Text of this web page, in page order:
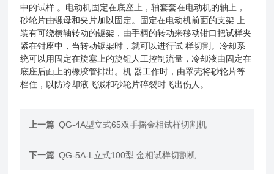
中的试样 。电动机固定在底座上，轴套套在电动机的轴上，
砂轮片由螺母和夹片加以固定。固定在电动机前面的支架 上
装有可绕横轴转动的锯架，由手柄的转动来移动钳口把试样夹
紧在钳座中，当转动锯架时，就可以进行试 样切割。冷却系
统可以用固定在旋塞上的旋钮人工控制流量，冷却液由固定在
底座后面上的橡胶管排出。机 器工作时，由罩壳将砂轮片等
档住，以防冷却液飞溅和砂轮片碎裂时飞出伤人。
上一篇 QG-4A型立式65双手摇金相试样切割机
下一篇 QG-5A-L立式100型 金相试样切割机